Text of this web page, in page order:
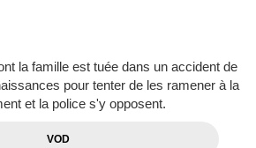
la famille est tuée dans un accident de
pour tenter de les ramener à la
et la police s'y opposent.
VOD